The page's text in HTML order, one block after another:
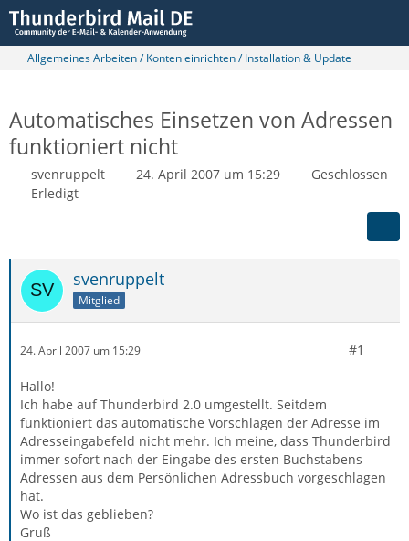
Allgemeines Arbeiten / Konten einrichten / Installation & Update
Automatisches Einsetzen von Adressen
funktioniert nicht
svenruppelt 24. April 2007 um 15:29
Geschlossen
Erledigt
svenruppelt
Mitglied
24. April 2007 um 15:29 #1
Hallo!
Ich habe auf Thunderbird 2.0 umgestellt. Seitdem
funktioniert das automatische Vorschlagen der Adresse im
Adresseingabefeld nicht mehr. Ich meine, dass Thunderbird
immer sofort nach der Eingabe des ersten Buchstabens
Adressen aus dem Persönlichen Adressbuch vorgeschlagen
hat.
Wo ist das geblieben?
Gruß